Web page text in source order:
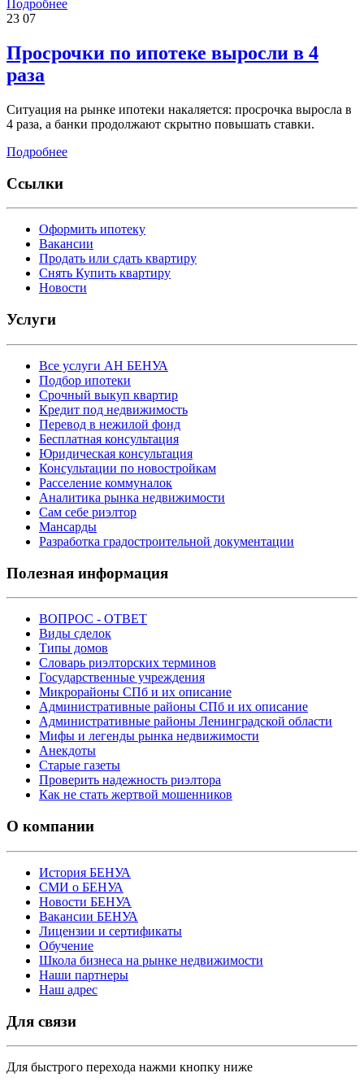
Подробнее
23 07
Просрочки по ипотеке выросли в 4
раза
Ситуация на рынке ипотеки накаляется: просрочка выросла в
4 раза, а банки продолжают скрытно повышать ставки.
Подробнее
Ссылки
Оформить ипотеку
Вакансии
Продать или сдать квартиру
Снять Купить квартиру
Новости
Услуги
Все услуги АН БЕНУА
Подбор ипотеки
Срочный выкуп квартир
Кредит под недвижимость
Перевод в нежилой фонд
Бесплатная консультация
Юридическая консультация
Консультации по новостройкам
Расселение коммуналок
Аналитика рынка недвижимости
Сам себе риэлтор
Мансарды
Разработка градостроительной документации
Полезная информация
ВОПРОС - ОТВЕТ
Виды сделок
Типы домов
Словарь риэлторских терминов
Государственные учреждения
Микрорайоны СПб и их описание
Административные районы СПб и их описание
Административные районы Ленинградской области
Мифы и легенды рынка недвижимости
Анекдоты
Старые газеты
Проверить надежность риэлтора
Как не стать жертвой мошенников
О компании
История БЕНУА
СМИ о БЕНУА
Новости БЕНУА
Вакансии БЕНУА
Лицензии и сертификаты
Обучение
Школа бизнеса на рынке недвижимости
Наши партнеры
Наш адрес
Для связи
Для быстрого перехода нажми кнопку ниже